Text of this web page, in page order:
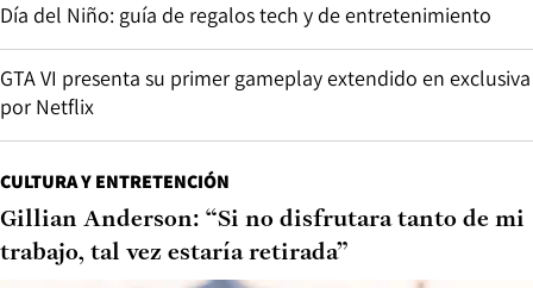
Día del Niño: guía de regalos tech y de entretenimiento
GTA VI presenta su primer gameplay extendido en exclusiva
por Netflix
CULTURA Y ENTRETENCIÓN
Gillian Anderson: “Si no disfrutara tanto de mi
trabajo, tal vez estaría retirada”